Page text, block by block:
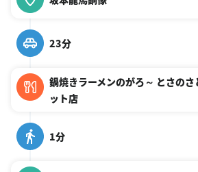
23分
鍋焼きラーメンのがろ～ とさのさ
ット店
1分